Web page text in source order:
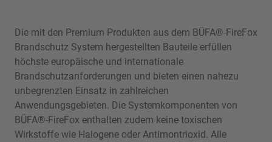
Die mit den Premium Produkten aus dem BÜFA®-FireFox
Brandschutz System hergestellten Bauteile erfüllen
höchste europäische und internationale
Brandschutzanforderungen und bieten einen nahezu
unbegrenzten Einsatz in zahlreichen
Anwendungsgebieten. Die Systemkomponenten von
BÜFA®-FireFox enthalten zudem keine toxischen
Wirkstoffe wie Halogene oder Antimontrioxid. Alle